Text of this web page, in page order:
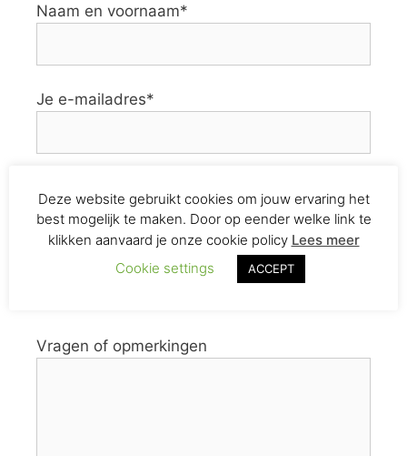
Naam en voornaam*
Je e-mailadres*
Ik schrijf me in voor de Online Groepslessen
Vragen of opmerkingen
Deze website gebruikt cookies om jouw ervaring het
best mogelijk te maken. Door op eender welke link te
klikken aanvaard je onze cookie policy Lees meer
Cookie settings
ACCEPT